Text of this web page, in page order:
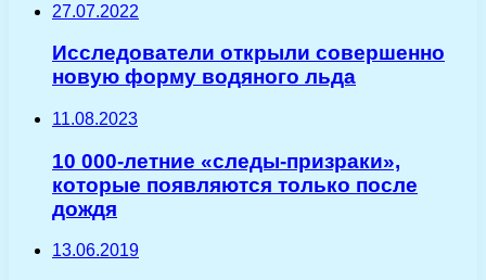
27.07.2022
Исследователи открыли совершенно
новую форму водяного льда
11.08.2023
10 000-летние «следы-призраки»,
которые появляются только после
дождя
13.06.2019